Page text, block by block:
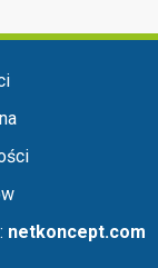
netkoncept.com